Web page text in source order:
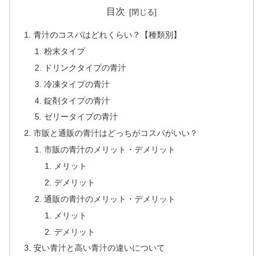
目次
青汁のコスパはどれくらい？【種類別】
粉末タイプ
ドリンクタイプの青汁
冷凍タイプの青汁
錠剤タイプの青汁
ゼリータイプの青汁
市販と通販の青汁はどっちがコスパがいい？
市販の青汁のメリット・デメリット
メリット
デメリット
通販の青汁のメリット・デメリット
メリット
デメリット
安い青汁と高い青汁の違いについて